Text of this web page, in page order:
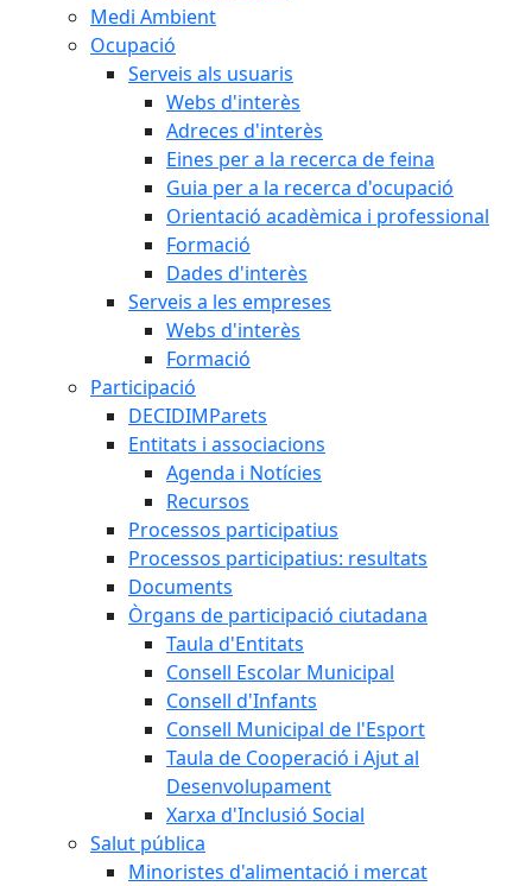
Medi Ambient
Ocupació
Serveis als usuaris
Webs d'interès
Adreces d'interès
Eines per a la recerca de feina
Guia per a la recerca d'ocupació
Orientació acadèmica i professional
Formació
Dades d'interès
Serveis a les empreses
Webs d'interès
Formació
Participació
DECIDIMParets
Entitats i associacions
Agenda i Notícies
Recursos
Processos participatius
Processos participatius: resultats
Documents
Òrgans de participació ciutadana
Taula d'Entitats
Consell Escolar Municipal
Consell d'Infants
Consell Municipal de l'Esport
Taula de Cooperació i Ajut al
Desenvolupament
Xarxa d'Inclusió Social
Salut pública
Minoristes d'alimentació i mercat